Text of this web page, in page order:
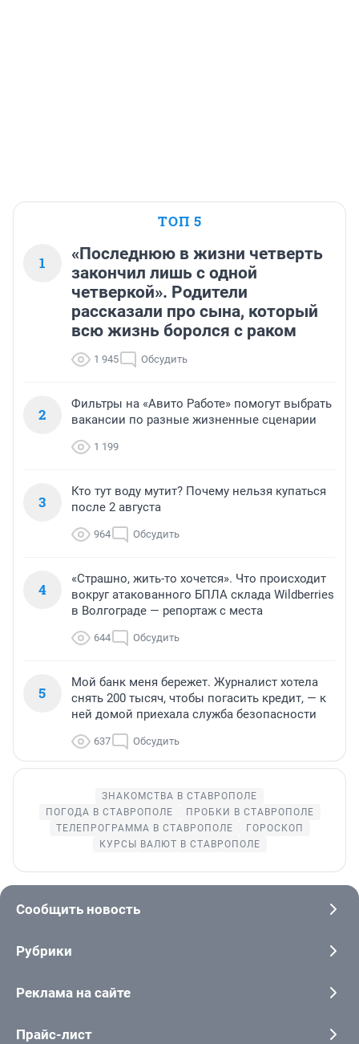
ТОП 5
1
«Последнюю в жизни четверть
закончил лишь с одной
четверкой». Родители
рассказали про сына, который
всю жизнь боролся с раком
1 945 Обсудить
2
Фильтры на «Авито Работе» помогут выбрать
вакансии по разные жизненные сценарии
1 199
3
Кто тут воду мутит? Почему нельзя купаться
после 2 августа
964 Обсудить
4
«Страшно, жить-то хочется». Что происходит
вокруг атакованного БПЛА склада Wildberries
в Волгограде — репортаж с места
644 Обсудить
5
Мой банк меня бережет. Журналист хотела
снять 200 тысяч, чтобы погасить кредит, — к
ней домой приехала служба безопасности
637 Обсудить
ЗНАКОМСТВА В СТАВРОПОЛЕ
ПОГОДА В СТАВРОПОЛЕ
ПРОБКИ В СТАВРОПОЛЕ
ТЕЛЕПРОГРАММА В СТАВРОПОЛЕ
ГОРОСКОП
КУРСЫ ВАЛЮТ В СТАВРОПОЛЕ
Сообщить новость
Рубрики
Реклама на сайте
Прайс-лист